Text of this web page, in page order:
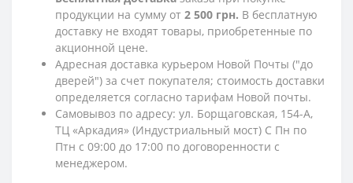
продукции на сумму от 2 500 грн. В бесплатную
доставку не входят товары, приобретенные по
акционной цене.
Адресная доставка курьером Новой Почты ("до
дверей") за счет покупателя; стоимость доставки
определяется согласно тарифам Новой почты.
Самовывоз по адресу: ул. Борщаговская, 154-А,
ТЦ «Аркадия» (Индустриальный мост) С Пн по
Птн с 09:00 до 17:00 по договоренности с
менеджером.